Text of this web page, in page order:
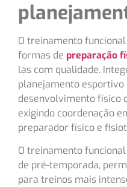
O treinamento
formas de preparação
las com qualidade.
planejamento esportivo
desenvolvimento físico
exigindo coordenação
preparador físico e
O treinamento
de pré-temporada,
para treinos mais